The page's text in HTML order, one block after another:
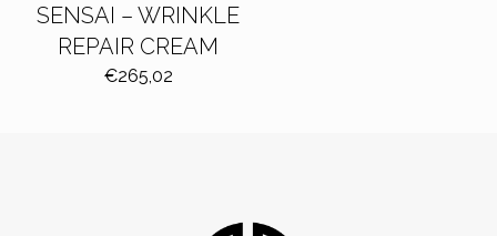
SENSAI – WRINKLE
REPAIR CREAM
€265,02